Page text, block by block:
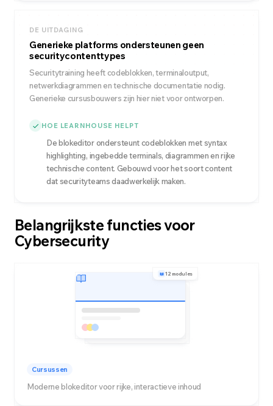
DE UITDAGING
Generieke platforms ondersteunen geen
securitycontenttypes
Securitytraining heeft codeblokken, terminaloutput,
netwerkdiagrammen en technische documentatie nodig.
Generieke cursusbouwers zijn hier niet voor ontworpen.
HOE LEARNHOUSE HELPT
De blokeditor ondersteunt codeblokken met syntax
highlighting, ingebedde terminals, diagrammen en rijke
technische content. Gebouwd voor het soort content
dat securityteams daadwerkelijk maken.
Belangrijkste functies voor
Cybersecurity
12 modules
Cursussen
Moderne blokeditor voor rijke, interactieve inhoud